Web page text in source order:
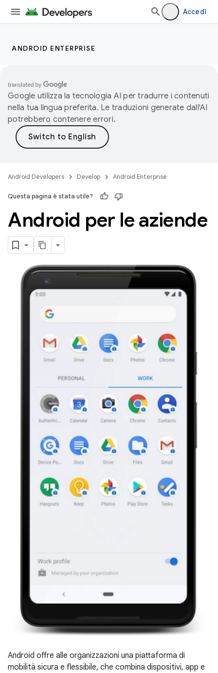
Accedi
ANDROID ENTERPRISE
Google utilizza la tecnologia AI per tradurre i contenuti
nella tua lingua preferita. Le traduzioni generate dall'AI
potrebbero contenere errori.
Android Developers Develop Android Enterprise
Questa pagina è stata utile?
Android per le aziende
Android offre alle organizzazioni una piattaforma di
mobilità sicura e flessibile, che combina dispositivi, app e